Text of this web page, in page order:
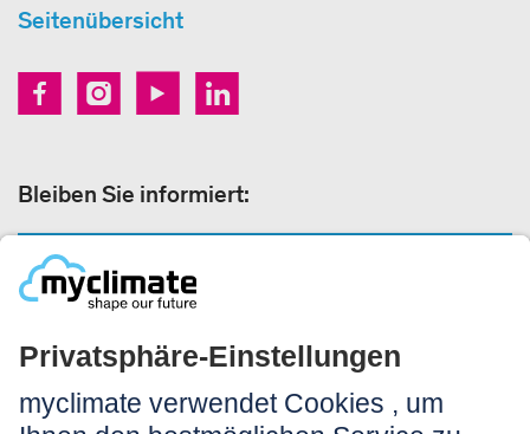
Seitenübersicht
Bleiben Sie informiert:
Rechtliches: